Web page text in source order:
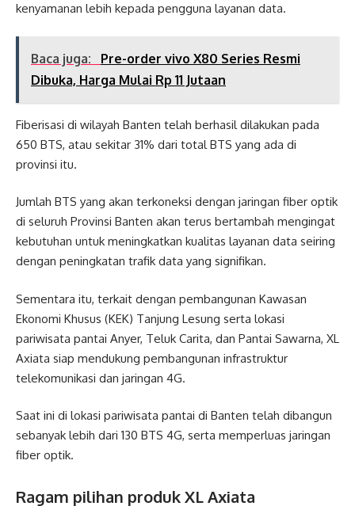
kenyamanan lebih kepada pengguna layanan data.
Baca juga:
Pre-order vivo X80 Series Resmi
Dibuka, Harga Mulai Rp 11 Jutaan
Fiberisasi di wilayah Banten telah berhasil dilakukan pada
650 BTS, atau sekitar 31% dari total BTS yang ada di
provinsi itu.
Jumlah BTS yang akan terkoneksi dengan jaringan fiber optik
di seluruh Provinsi Banten akan terus bertambah mengingat
kebutuhan untuk meningkatkan kualitas layanan data seiring
dengan peningkatan trafik data yang signifikan.
Sementara itu, terkait dengan pembangunan Kawasan
Ekonomi Khusus (KEK) Tanjung Lesung serta lokasi
pariwisata pantai Anyer, Teluk Carita, dan Pantai Sawarna, XL
Axiata siap mendukung pembangunan infrastruktur
telekomunikasi dan jaringan 4G.
Saat ini di lokasi pariwisata pantai di Banten telah dibangun
sebanyak lebih dari 130 BTS 4G, serta memperluas jaringan
fiber optik.
Ragam pilihan produk XL Axiata